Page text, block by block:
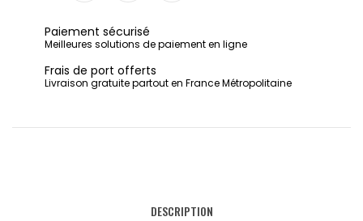
Paiement sécurisé
Meilleures solutions de paiement en ligne
Frais de port offerts
Livraison gratuite partout en France Métropolitaine
DESCRIPTION